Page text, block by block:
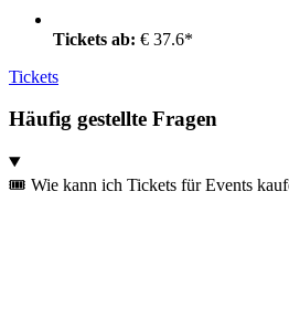
Tickets ab: € 37.6*
Tickets
Häufig gestellte Fragen
🎟️ Wie kann ich Tickets für Events